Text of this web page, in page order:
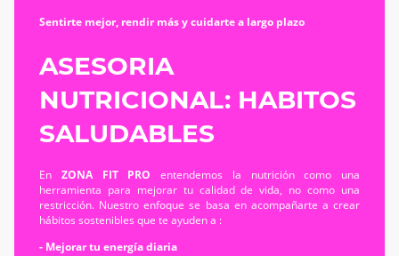
Sentirte mejor, rendir más y cuidarte a largo plazo
ASESORIA
NUTRICIONAL: HABITOS
SALUDABLES
En ZONA FIT PRO entendemos la nutrición como una
herramienta para mejorar tu calidad de vida, no como una
restricción. Nuestro enfoque se basa en acompañarte a crear
hábitos sostenibles que te ayuden a :
- Mejorar tu energía diaria